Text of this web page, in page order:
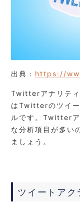
出典： https://
Twitterアナリティ
はTwitterのツイー
ルです。Twitterア
な分析項目が多い
ましょう。
ツイートア